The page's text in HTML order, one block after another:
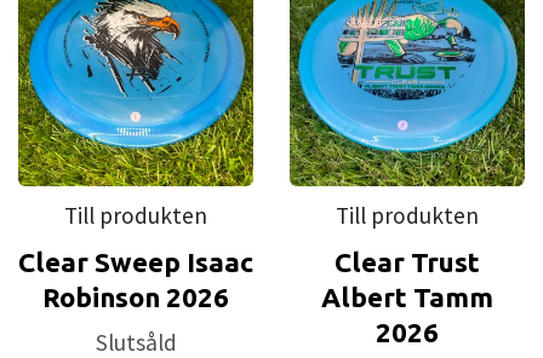
Till produkten
Clear Sweep Isaac
Robinson 2026
Slutsåld
Till produkten
Clear Trust
Albert Tamm
2026